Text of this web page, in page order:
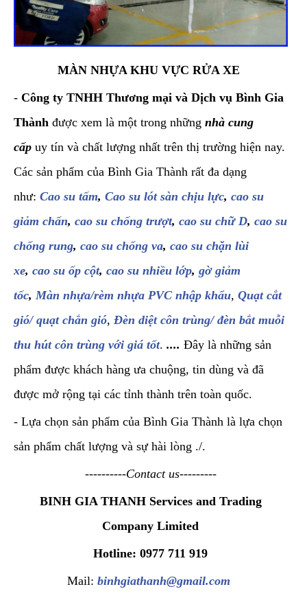
MÀN NHỰA KHU VỰC RỬA XE
- Công ty TNHH Thương mại và Dịch vụ Bình Gia
Thành được xem là một trong những nhà cung
cấp uy tín và chất lượng nhất trên thị trường hiện nay.
Các sản phẩm của Bình Gia Thành rất đa dạng
như: Cao su tấm, Cao su lót sàn chịu lực, cao su
giảm chấn, cao su chống trượt, cao su chữ D, cao su
chống rung, cao su chống va, cao su chặn lùi
xe, cao su ốp cột, cao su nhiều lớp, gờ giảm
tốc, Màn nhựa/rèm nhựa PVC nhập khẩu, Quạt cắt
gió/ quạt chắn gió, Đèn diệt côn trùng/ đèn bắt muỗi
thu hút côn trùng với giá tốt. .... Đây là những sản
phẩm được khách hàng ưa chuộng, tin dùng và đã
được mở rộng tại các tỉnh thành trên toàn quốc.
- Lựa chọn sản phẩm của Bình Gia Thành là lựa chọn
sản phẩm chất lượng và sự hài lòng ./.
----------Contact us---------
BINH GIA THANH Services and Trading
Company Limited
Hotline: 0977 711 919
Mail:binhgiathanh@gmail.com